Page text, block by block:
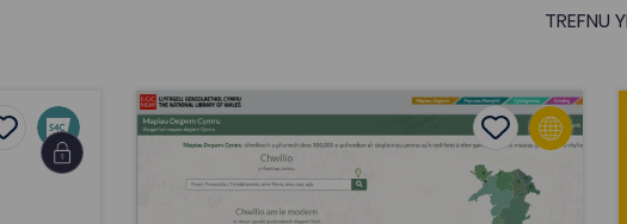
TREFNU
Add to favourites
Add to favourites
Gwefan Lleoedd Cymru
Add to
Add to favourites
Gwefan Lleoedd Cymru